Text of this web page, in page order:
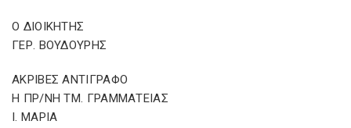
Ο ΔΙΟΙΚΗΤΗΣ
ΓΕΡ. ΒΟΥΔΟΥΡΗΣ
ΑΚΡΙΒΕΣ ΑΝΤΙΓΡΑΦΟ
Η ΠΡ/ΝΗ ΤΜ. ΓΡΑΜΜΑΤΕΙΑΣ
Ι. ΜΑΡΙΑ